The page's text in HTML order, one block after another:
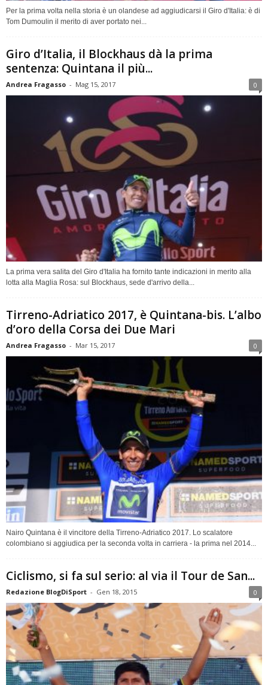
Per la prima volta nella storia è un olandese ad aggiudicarsi il Giro d'Italia: è di
Tom Dumoulin il merito di aver portato nei...
Giro d’Italia, il Blockhaus dà la prima
sentenza: Quintana il più...
Andrea Fragasso - Mag 15, 2017 0
La prima vera salita del Giro d'Italia ha fornito tante indicazioni in merito alla
lotta alla Maglia Rosa: sul Blockhaus, sede d'arrivo della...
Tirreno-Adriatico 2017, è Quintana-bis. L’albo
d’oro della Corsa dei Due Mari
Andrea Fragasso - Mar 15, 2017 0
Nairo Quintana è il vincitore della Tirreno-Adriatico 2017. Lo scalatore
colombiano si aggiudica per la seconda volta in carriera - la prima nel 2014...
Ciclismo, si fa sul serio: al via il Tour de San...
Redazione BlogDiSport - Gen 18, 2015 0